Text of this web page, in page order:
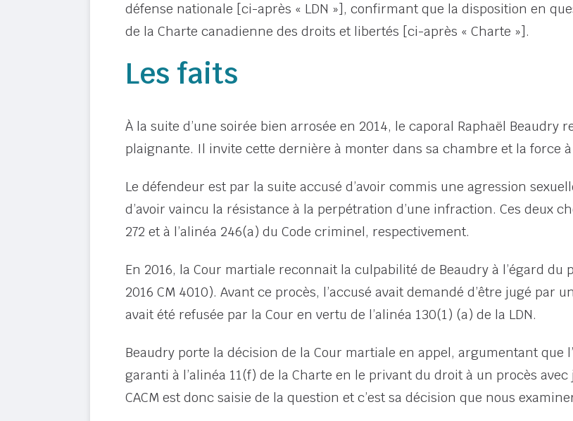
défense nationale [ci-après « LDN »], confirmant que la disposition en
de la Charte canadienne des droits et libertés [ci-après « Charte »].
Les faits
À la suite d’une soirée bien arrosée en 2014, le caporal Raphaël Beaudry
plaignante. Il invite cette dernière à monter dans sa chambre et la force
Le défendeur est par la suite accusé d’avoir commis une agression
d’avoir vaincu la résistance à la perpétration d’une infraction. Ces deux
272 et à l’alinéa 246(a) du Code criminel, respectivement.
En 2016, la Cour martiale reconnait la culpabilité de Beaudry à l’égard du
2016 CM 4010). Avant ce procès, l’accusé avait demandé d’être jugé par
avait été refusée par la Cour en vertu de l’alinéa 130(1) (a) de la LDN.
Beaudry porte la décision de la Cour martiale en appel, argumentant que
garanti à l’alinéa 11(f) de la Charte en le privant du droit à un procès
CACM est donc saisie de la question et c’est sa décision que nous